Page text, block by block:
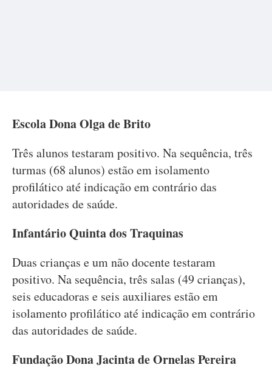
Escola Dona Olga de Brito
Três alunos testaram positivo. Na sequência, três
turmas (68 alunos) estão em isolamento
profilático até indicação em contrário das
autoridades de saúde.
Infantário Quinta dos Traquinas
Duas crianças e um não docente testaram
positivo. Na sequência, três salas (49 crianças),
seis educadoras e seis auxiliares estão em
isolamento profilático até indicação em contrário
das autoridades de saúde.
Fundação Dona Jacinta de Ornelas Pereira